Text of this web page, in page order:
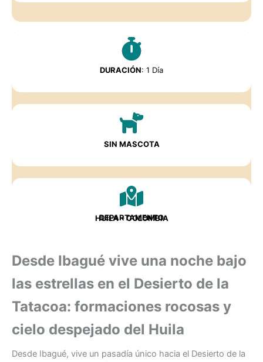
DURACIÓN: 1 Día
SIN MASCOTA
DEPARTAMENTO
HUILA – COLOMBIA
Desde Ibagué vive una noche bajo
las estrellas en el Desierto de la
Tatacoa: formaciones rocosas y
cielo despejado del Huila
Desde Ibagué, vive un pasadía único hacia el Desierto de la